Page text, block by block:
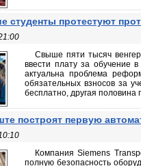
студенты протестуют
Свыше пяти тысяч
ввести плату за обучение
актуальна проблема
обязательных взносов за
бесплатно, другая половина
построят первую
Компания Siemens
полную безопасность